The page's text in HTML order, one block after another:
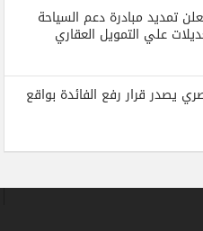
تمديد مبادرة دعم السياحة
يصدر قرار رفع الفائدة بواقع